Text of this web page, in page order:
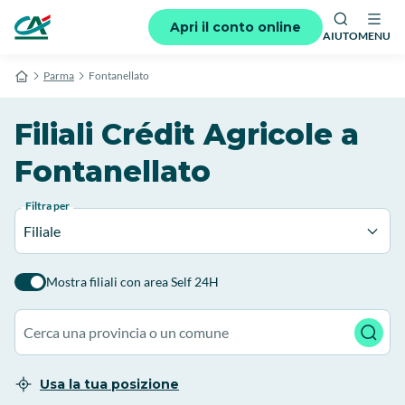
Apri il conto online
AIUTOMENU
Parma Fontanellato
Filiali Crédit Agricole a
Fontanellato
Filtra per
Filiale
Mostra filiali con area Self 24H
Usa la tua posizione